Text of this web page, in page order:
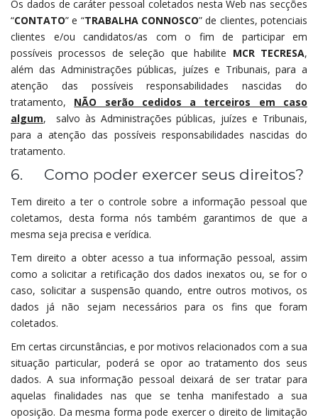
Os dados de caráter pessoal coletados nesta Web nas secções
“CONTATO” e “TRABALHA CONNOSCO” de clientes, potenciais
clientes e/ou candidatos/as com o fim de participar em
possíveis processos de seleção que habilite MCR TECRESA,
além das Administrações públicas, juízes e Tribunais, para a
atenção das possíveis responsabilidades nascidas do
tratamento, NÃO serão cedidos a terceiros em caso
algum, salvo às Administrações públicas, juízes e Tribunais,
para a atenção das possíveis responsabilidades nascidas do
tratamento.
6. Como poder exercer seus direitos?
Tem direito a ter o controle sobre a informação pessoal que
coletamos, desta forma nós também garantimos de que a
mesma seja precisa e verídica.
Tem direito a obter acesso a tua informação pessoal, assim
como a solicitar a retificação dos dados inexatos ou, se for o
caso, solicitar a suspensão quando, entre outros motivos, os
dados já não sejam necessários para os fins que foram
coletados.
Em certas circunstâncias, e por motivos relacionados com a sua
situação particular, poderá se opor ao tratamento dos seus
dados. A sua informação pessoal deixará de ser tratar para
aquelas finalidades nas que se tenha manifestado a sua
oposição. Da mesma forma pode exercer o direito de limitação